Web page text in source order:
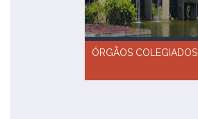
ÓRGÃOS COLEGIADOS